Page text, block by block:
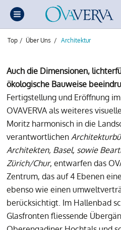
Top / Über Uns / Architektur
Auch die Dimensionen,
ökologische Bauweise
Fertigstellung und Eröffnung
OVAVERVA als weiteres
Moritz harmonisch in die
verantwortlichen
Architekten, Basel, sowie
Zürich/Chur, entwarfen das
Zentrum, das auf 4 Ebenen
ebenso wie einen
berücksichtigt. Im Hallenbad
Glasfronten fliessende